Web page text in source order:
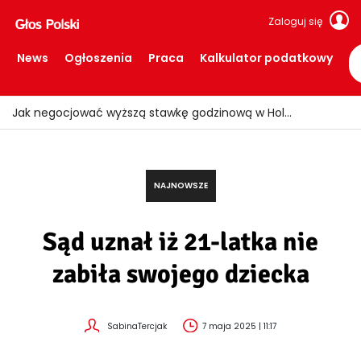
Zaloguj się
News Ogłoszenia Praca Kalkulator podatkowy
Ogień znów uderzył w Limburgii! Pociągi ruszyły, ale teren nadal zamknięty
NAJNOWSZE
Sąd uznał iż 21-latka nie
zabiła swojego dziecka
SabinaTercjak 7 maja 2025 | 11:17